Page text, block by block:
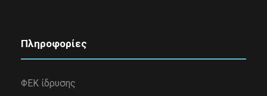
Πληροφορίες
ΦΕΚ ίδρυσης